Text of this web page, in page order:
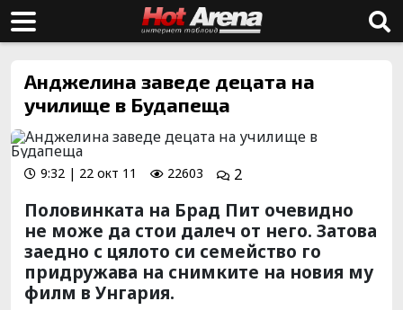
Анджелина заведе децата на
училище в Будапеща
9:32 | 22 окт 11 22603 2
Половинката на Брад Пит очевидно
не може да стои далеч от него. Затова
заедно с цялото си семейство го
придружава на снимките на новия му
филм в Унгария.